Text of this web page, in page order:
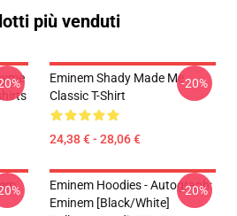
più venduti
Eminem Shady Made Me
Classic T-Shirt
24,38 € - 28,06 €
-20%
Eminem Hoodies - Autograph:
Eminem [Black/White]
-20%